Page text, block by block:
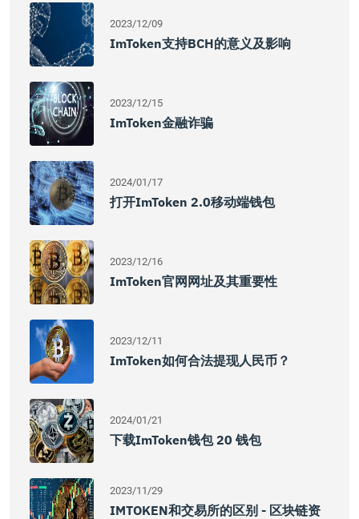
2023/12/09
ImToken支持BCH的意义及影响
2023/12/15
ImToken金融诈骗
2024/01/17
打开imToken 2.0移动端钱包
2023/12/16
ImToken官网网址及其重要性
2023/12/11
ImToken如何合法提现人民币？
2024/01/21
下载imToken钱包 20 钱包
2023/11/29
IMTOKEN和交易所的区别 - 区块链资